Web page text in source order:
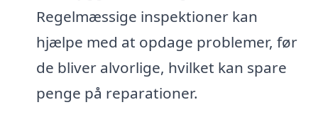
Regelmæssige inspektioner kan
hjælpe med at opdage problemer, før
de bliver alvorlige, hvilket kan spare
penge på reparationer.